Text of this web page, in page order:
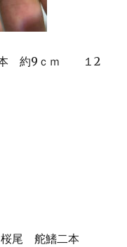
本 約9ｃｍ １2
尾 舵鰭二本